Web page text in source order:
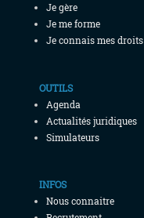
Je gère
Je me forme
Je connais mes droits
OUTILS
Agenda
Actualités juridiques
Simulateurs
INFOS
Nous connaitre